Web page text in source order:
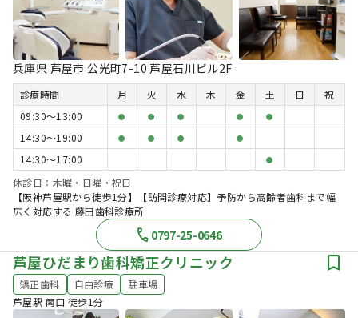
兵庫県 芦屋市 公光町7-10 芦屋石川ビル2F
診療時間 月 火 水 木 金 土 日
祝
09:30〜13:00
● ● ● ● ●
14:30〜19:00 ● ● ● ●
14:30〜17:00 ●
休診日：木曜・日曜・祝日
【阪神芦屋駅から徒歩1分】【訪問診療対応】予防から高齢者歯科まで幅
広く対応する 藤田歯科診療所
0797-25-0646
芦屋ひだまり歯科矯正クリニック
矯正歯科 自由診療
駐車場
芦屋駅 南口 徒歩1分